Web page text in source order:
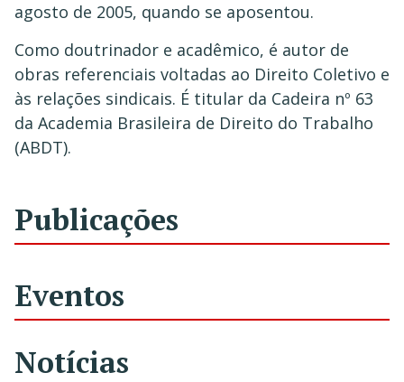
agosto de 2005, quando se aposentou.
Como doutrinador e acadêmico, é autor de
obras referenciais voltadas ao Direito Coletivo e
às relações sindicais. É titular da Cadeira nº 63
da Academia Brasileira de Direito do Trabalho
(ABDT).
Publicações
Eventos
Notícias